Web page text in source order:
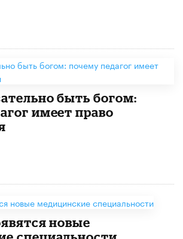
быть богом:
имеет право
новые